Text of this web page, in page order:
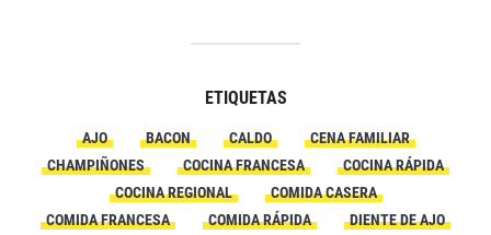
ETIQUETAS
AJO BACON CALDO
CENA FAMILIAR
CHAMPIÑONES
COCINA FRANCESA
COCINA RÁPIDA
COCINA REGIONAL
COMIDA CASERA
COMIDA FRANCESA
COMIDA RÁPIDA
DIENTE DE AJO